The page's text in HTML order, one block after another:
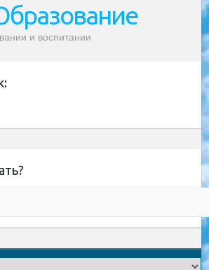
и воспитании